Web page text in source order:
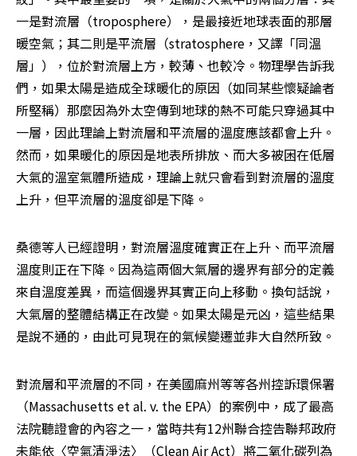
一是對流層（troposphere），是最接近地球表面的那層
暖空氣；其二則是平流層（stratosphere，又譯「同溫
層」），位於對流層上方，較薄、也較冷。物理學告訴我
們，如果太陽是造成全球暖化的原因（如同某些懷疑論者
所堅稱）那麼因為外太空傳到地球的熱不可能只穿過其中
一層，因此理論上對流層和平流層的溫度應該都會上升。
然而，如果暖化的原因是地表所排放、而大多被困在低層
大氣的溫室氣體所造成，理論上就只會看到對流層的溫度
上升，但平流層的溫度卻是下降。
桑德等人已經證明，對流層溫度確實正在上升、而平流層
溫度則正在下降。因為這兩個大氣層的邊界有部分的定義
來自溫度差異，而這個邊界其實正向上移動。換句話說，
大氣層的整體結構正在改變。如果太陽是元凶，這些結果
是說不通的，由此可見現在的氣候變遷並非大自然所致。
對流層和平流層的不同，在美國麻州等等各州控訴環保署
（Massachusetts et al. v. the EPA）的案例中，成了最高
法院聽證會的內容之一，當時共有12州聯合控告聯邦政府
未能依〈空氣清淨法〉（Clean Air Act）將二氧化碳列為